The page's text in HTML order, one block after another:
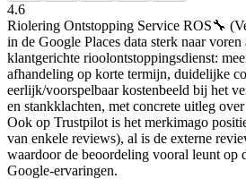
4.6
Riolering Ontstopping Service ROS🔧
in de Google Places data sterk naar voren
klantgerichte rioolontstoppingsdienst:
afhandeling op korte termijn, duidelijke
eerlijk/voorspelbaar kostenbeeld bij het
en stankklachten, met concrete uitleg
Ook op Trustpilot is het merkimago
van enkele reviews), al is de externe
waardoor de beoordeling vooral leunt op
Google-ervaringen.